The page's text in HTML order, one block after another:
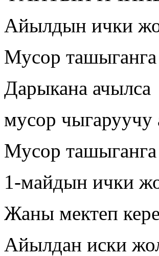
Айылдын ички
Мусор ташыганга
Дарыкана ачылса
мусор чыгаруучу
Мусор ташыганга
1-майдын ички
Жаны мектеп
Айылдан иски